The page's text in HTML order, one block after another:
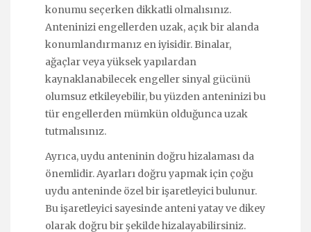
konumu seçerken dikkatli olmalısınız.
Anteninizi engellerden uzak, açık bir alanda
konumlandırmanız en iyisidir. Binalar,
ağaçlar veya yüksek yapılardan
kaynaklanabilecek engeller sinyal gücünü
olumsuz etkileyebilir, bu yüzden anteninizi bu
tür engellerden mümkün olduğunca uzak
tutmalısınız.
Ayrıca, uydu anteninin doğru hizalaması da
önemlidir. Ayarları doğru yapmak için çoğu
uydu anteninde özel bir işaretleyici bulunur.
Bu işaretleyici sayesinde anteni yatay ve dikey
olarak doğru bir şekilde hizalayabilirsiniz.